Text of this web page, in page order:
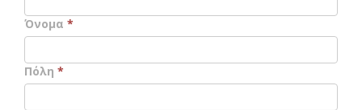
Όνομα *
Πόλη *